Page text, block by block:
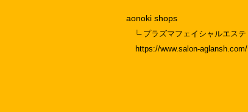
aonoki shops
プラズマフェイシャルエステ
https://www.salon-aglansh.com/